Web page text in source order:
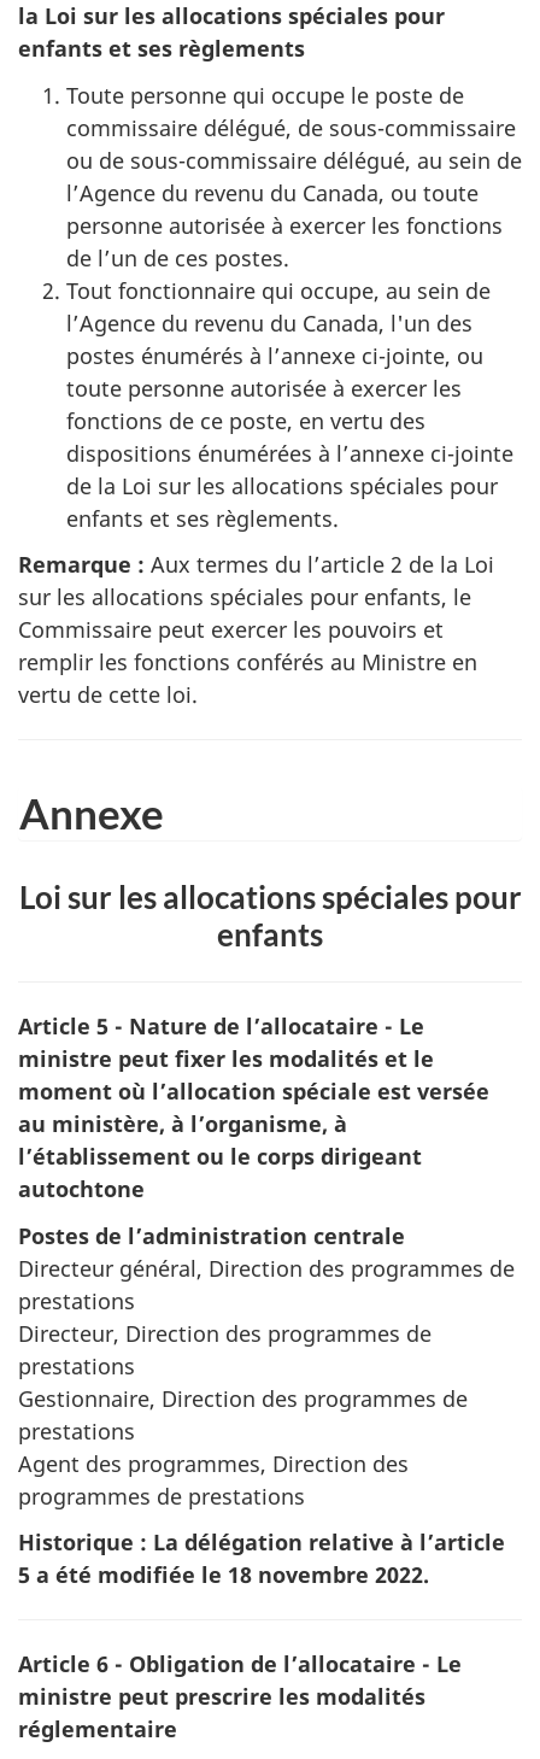
la Loi sur les allocations spéciales pour
enfants et ses règlements
Toute personne qui occupe le poste de
commissaire délégué, de sous-commissaire
ou de sous-commissaire délégué, au sein de
l’Agence du revenu du Canada, ou toute
personne autorisée à exercer les fonctions
de l’un de ces postes.
Tout fonctionnaire qui occupe, au sein de
l’Agence du revenu du Canada, l'un des
postes énumérés à l’annexe ci-jointe, ou
toute personne autorisée à exercer les
fonctions de ce poste, en vertu des
dispositions énumérées à l’annexe ci-jointe
de la Loi sur les allocations spéciales pour
enfants et ses règlements.
Remarque : Aux termes du l’article 2 de la Loi
sur les allocations spéciales pour enfants, le
Commissaire peut exercer les pouvoirs et
remplir les fonctions conférés au Ministre en
vertu de cette loi.
Annexe
Loi sur les allocations spéciales pour
enfants
Article 5 - Nature de l’allocataire - Le
ministre peut fixer les modalités et le
moment où l’allocation spéciale est versée
au ministère, à l’organisme, à
l’établissement ou le corps dirigeant
autochtone
Postes de l’administration centrale
Directeur général, Direction des programmes de
prestations
Directeur, Direction des programmes de
prestations
Gestionnaire, Direction des programmes de
prestations
Agent des programmes, Direction des
programmes de prestations
Historique : La délégation relative à l’article
5 a été modifiée le 18 novembre 2022.
Article 6 - Obligation de l’allocataire - Le
ministre peut prescrire les modalités
réglementaire